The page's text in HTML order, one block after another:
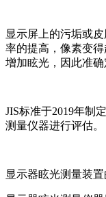
显示屏上的污垢或
率的提高，像素变
增加眩光，因此准确
JIS标准于2019年制
测量仪器进行评估。
显示器眩光测量装